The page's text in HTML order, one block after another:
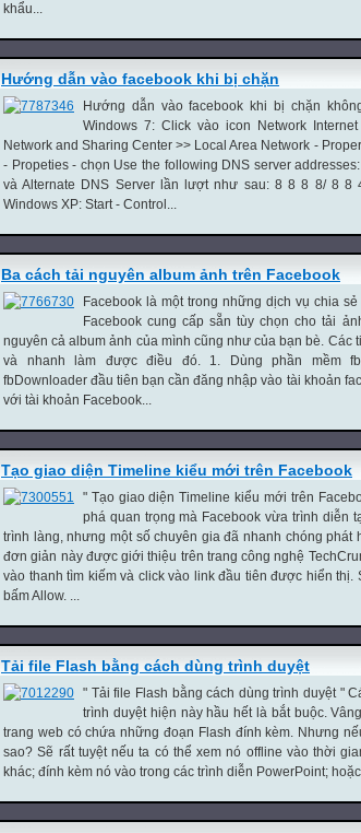
khẩu...
Hướng dẫn vào facebook khi bị chặn
Hướng dẫn vào facebook khi bị chặn
Windows 7: Click vào icon Network
Network and Sharing Center >> Local Area Network -
- Propeties - chọn Use the following DNS server
và Alternate DNS Server lần lượt như sau: 8 8 8 8/ 8 8
Windows XP: Start - Control...
Ba cách tải nguyên album ảnh trên Facebook
Facebook là một trong những dịch vụ chia
Facebook cung cấp sẵn tùy chọn cho tải
nguyên cả album ảnh của mình cũng như của bạn bè. Các
và nhanh làm được điều đó. 1. Dùng phần mềm
fbDownloader đầu tiên bạn cần đăng nhập vào tài khoản
với tài khoản Facebook...
Tạo giao diện Timeline kiểu mới trên Facebook
" Tạo giao diện Timeline kiểu mới trên
phá quan trọng mà Facebook vừa trình diễn
trình làng, nhưng một số chuyên gia đã nhanh chóng phát
đơn giản này được giới thiệu trên trang công nghệ
vào thanh tìm kiếm và click vào link đầu tiên được hiển
bấm Allow. ...
Tải file Flash bằng cách dùng trình duyệt
" Tải file Flash bằng cách dùng trình duyệt "
trình duyệt hiện này hầu hết là bắt buộc.
trang web có chứa những đoạn Flash đính kèm. Nhưng
sao? Sẽ rất tuyệt nếu ta có thể xem nó offline vào thời
khác; đính kèm nó vào trong các trình diễn PowerPoint;